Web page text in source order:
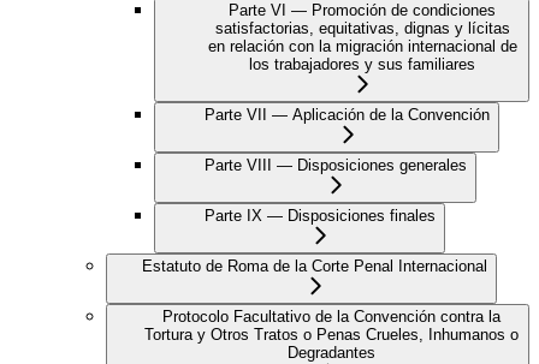
Parte VI — Promoción de condiciones
satisfactorias, equitativas, dignas y lícitas
en relación con la migración internacional de
los trabajadores y sus familiares
Parte VII — Aplicación de la Convención
Parte VIII — Disposiciones generales
Parte IX — Disposiciones finales
Estatuto de Roma de la Corte Penal Internacional
Protocolo Facultativo de la Convención contra la
Tortura y Otros Tratos o Penas Crueles, Inhumanos o
Degradantes